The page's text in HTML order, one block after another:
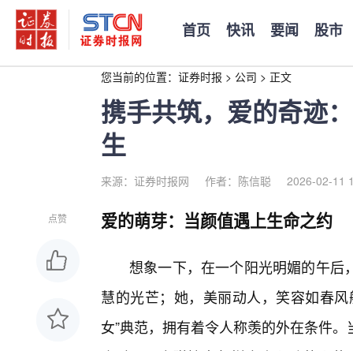
首页 快讯 要闻 股市
您当前的位置： 证券时报 > 公司 > 正文
携手共筑，爱的奇迹
生
来源：证券时报网 作者：陈信聪 2026-02-11
点赞 爱的萌芽：当颜值遇上生命之约
想象一下，在一个阳光明媚的午
慧的光芒；她，美丽动人，笑容如春
女”典范，拥有着令人称羡的外在条件